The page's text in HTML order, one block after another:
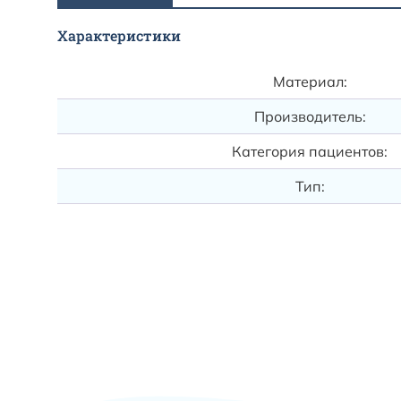
Характеристики
Материал:
Производитель:
Категория пациентов:
Тип: